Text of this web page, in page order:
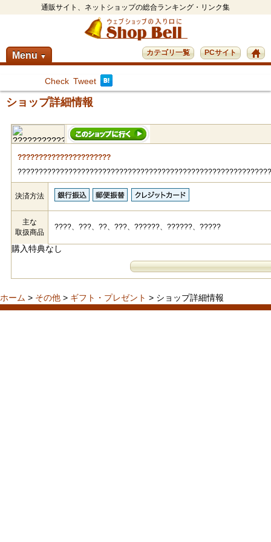
通販サイト、ネットショップの総合ランキング・リンク集
Menu ▼ PCサイト
カテゴリ一覧
Check Tweet
ショップ詳細情報
??????????????????????
決済方法
主な
取扱商品
????、???、??、???、??????、??????、?????
購入特典なし
ホーム > その他 > ギフト・プレゼント > ショップ詳細情報